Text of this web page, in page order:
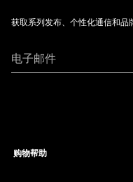
获取系列发布、个性化通信和品
电子邮件
购物帮助